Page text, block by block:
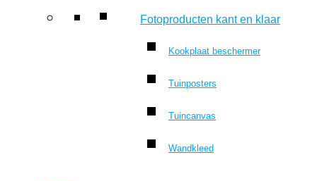
Fotoproducten kant en klaar
Kookplaat beschermer
Tuinposters
Tuincanvas
Wandkleed